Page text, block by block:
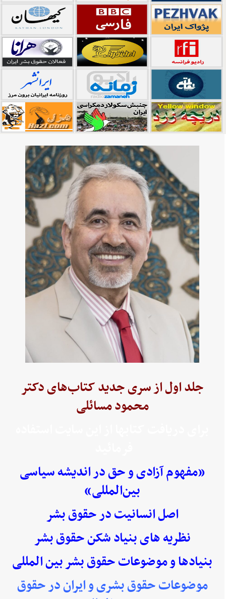
جلد اول از سری جدید کتاب‌های دکتر
محمود مسائلی
«مفهوم آزادی و حق در اندیشه سیاسی
بین‌المللی»
اصل انسانیت در حقوق بشر
نظریه های بنیاد شکن حقوق بشر
بنیادها و موضوعات حقوق بشر بین المللی
موضوعات حقوق بشری و ایران در حقوق